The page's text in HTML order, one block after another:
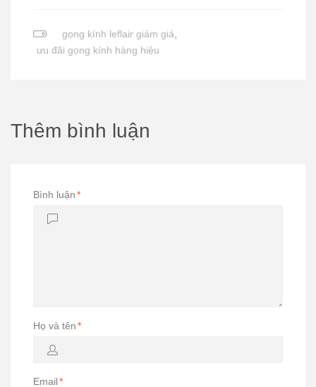
gọng kính leflair giảm giá,
ưu đãi gọng kính hàng hiệu
Thêm bình luận
Bình luận*
Họ và tên*
Email*